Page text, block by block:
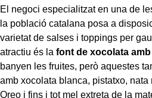
El negoci especialitzat en una de
la població catalana posa a
varietat de salses i toppings per
atractiu és la font de xocolata
banyen les fruites, però aquestes
amb xocolata blanca, pistatxo, nata
Oreo i fins i tot mel extreta de la